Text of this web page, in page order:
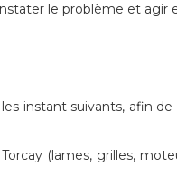
le problème et agir
instant suivants, afin
(lames, grilles,